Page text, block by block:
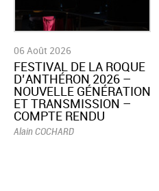
06 Août 2026
​FESTIVAL DE LA ROQUE
D’ANTHÉRON 2026 –
NOUVELLE GÉNÉRATION
ET TRANSMISSION –
COMPTE RENDU
Alain COCHARD